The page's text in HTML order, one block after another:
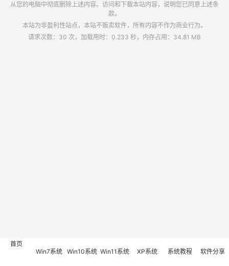
从您的电脑中彻底删除上述内容。访问和下载本站内容，说明您已同意上述条
款。
本站为非盈利性站点，本站不贩卖软件，所有内容不作为商业行为。
请求次数：30 次，加载用时：0.233 秒，内存占用：34.81 MB
首页
Win7系统 Win10系统 Win11系统 XP系统 系统教程 软件分享